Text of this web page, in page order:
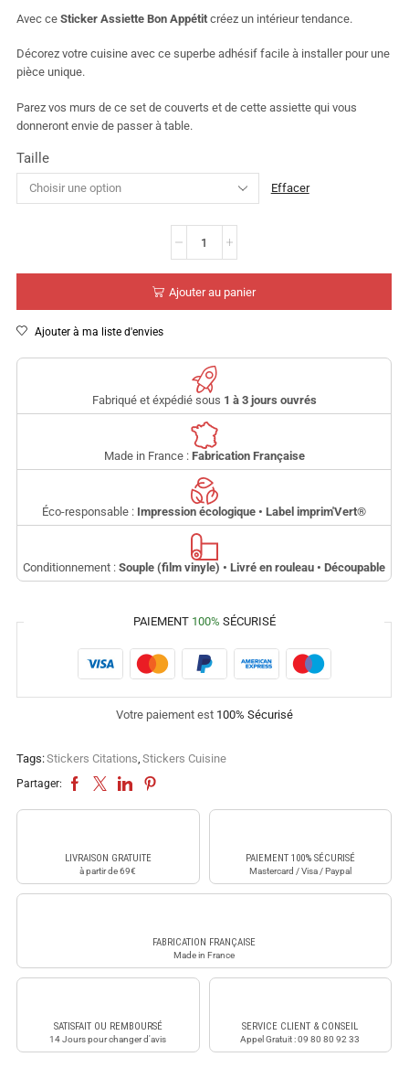
Avec ce Sticker Assiette Bon Appétit créez un intérieur tendance.
Décorez votre cuisine avec ce superbe adhésif facile à installer pour une
pièce unique.
Parez vos murs de ce set de couverts et de cette assiette qui vous
donneront envie de passer à table.
Taille
Effacer
Ajouter au panier
Ajouter à ma liste d'envies
Fabriqué et éxpédié sous 1 à 3 jours ouvrés
Made in France : Fabrication Française
Éco-responsable : Impression écologique • Label imprim'Vert®
Conditionnement : Souple (film vinyle) • Livré en rouleau • Découpable
PAIEMENT 100% SÉCURISÉ
Votre paiement est 100% Sécurisé
Tags:Stickers Citations, Stickers Cuisine
Partager:
LIVRAISON GRATUITE
à partir de 69€
PAIEMENT 100% SÉCURISÉ
Mastercard / Visa / Paypal
FABRICATION FRANÇAISE
Made in France
SATISFAIT OU REMBOURSÉ
14 Jours pour changer d'avis
SERVICE CLIENT & CONSEIL
Appel Gratuit : 09 80 80 92 33